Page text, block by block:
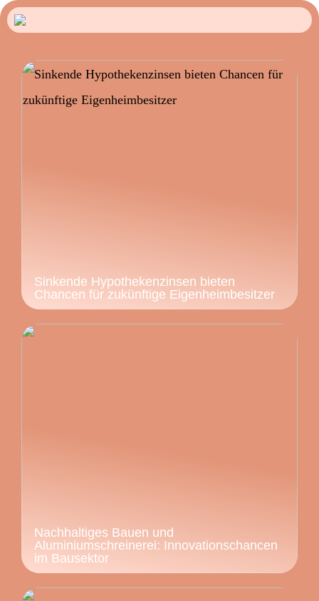
Sinkende Hypothekenzinsen bieten
Chancen für zukünftige Eigenheimbesitzer
Nachhaltiges Bauen und
Aluminiumschreinerei: Innovationschancen
im Bausektor